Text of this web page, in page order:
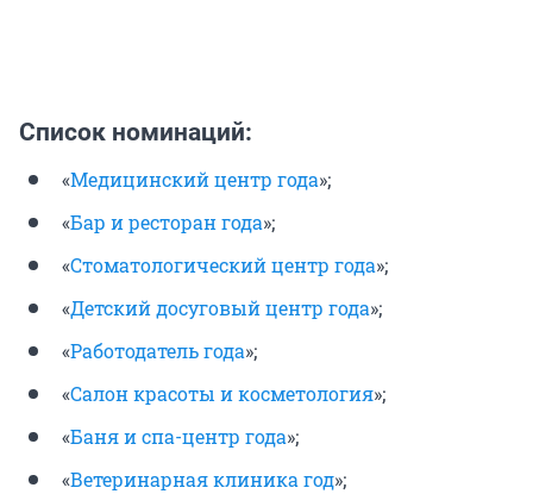
Список номинаций:
«Медицинский центр года»;
«Бар и ресторан года»;
«Стоматологический центр года»;
«Детский досуговый центр года»;
«Работодатель года»;
«Салон красоты и косметология»;
«Баня и спа-центр года»;
«Ветеринарная клиника год»;